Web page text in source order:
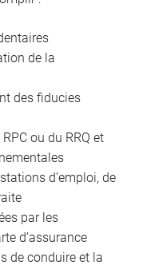
de la
des fiducies
ou du RRQ et
d’emploi, de
par les
d’assurance
de conduire et la